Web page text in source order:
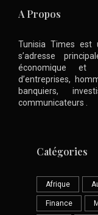
A Propos
Tunisia Times est
s’adresse
économique et
d’entreprises,
banquiers,
communicateurs .
Catégories
Afrique
Finance